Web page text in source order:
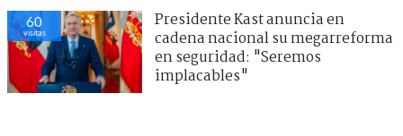
57
visitas
Presidente Kast anuncia en
cadena nacional su megarreforma
en seguridad: "Seremos
implacables"